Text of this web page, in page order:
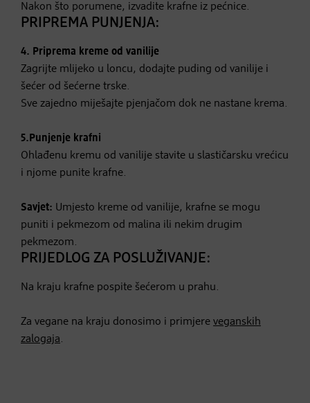
Nakon što porumene, izvadite krafne iz pećnice.
PRIPREMA PUNJENJA:
4. Priprema kreme od vanilije
Zagrijte mlijeko u loncu, dodajte puding od vanilije i
šećer od šećerne trske.
Sve zajedno miješajte pjenjačom dok ne nastane krema.
5.Punjenje krafni
Ohlađenu kremu od vanilije stavite u slastičarsku vrećicu
i njome punite krafne.
Savjet: Umjesto kreme od vanilije, krafne se mogu
puniti i pekmezom od malina ili nekim drugim
pekmezom.
PRIJEDLOG ZA POSLUŽIVANJE:
Na kraju krafne pospite šećerom u prahu.
Za vegane na kraju donosimo i primjere veganskih
zalogaja.